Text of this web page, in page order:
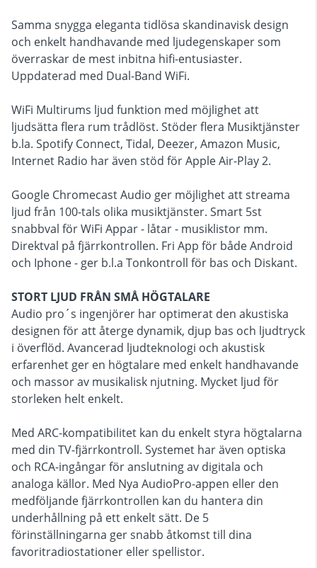
Samma snygga eleganta tidlösa skandinavisk design
och enkelt handhavande med ljudegenskaper som
överraskar de mest inbitna hifi-entusiaster.
Uppdaterad med Dual-Band WiFi.
WiFi Multirums ljud funktion med möjlighet att
ljudsätta flera rum trådlöst. Stöder flera Musiktjänster
b.la. Spotify Connect, Tidal, Deezer, Amazon Music,
Internet Radio har även stöd för Apple Air-Play 2.
Google Chromecast Audio ger möjlighet att streama
ljud från 100-tals olika musiktjänster. Smart 5st
snabbval för WiFi Appar - låtar - musiklistor mm.
Direktval på fjärrkontrollen. Fri App för både Android
och Iphone - ger b.l.a Tonkontroll för bas och Diskant.
STORT LJUD FRÅN SMÅ HÖGTALARE
Audio pro´s ingenjörer har optimerat den akustiska
designen för att återge dynamik, djup bas och ljudtryck
i överflöd. Avancerad ljudteknologi och akustisk
erfarenhet ger en högtalare med enkelt handhavande
och massor av musikalisk njutning. Mycket ljud för
storleken helt enkelt.
Med ARC-kompatibilitet kan du enkelt styra högtalarna
med din TV-fjärrkontroll. Systemet har även optiska
och RCA-ingångar för anslutning av digitala och
analoga källor. Med Nya AudioPro-appen eller den
medföljande fjärrkontrollen kan du hantera din
underhållning på ett enkelt sätt. De 5
förinställningarna ger snabb åtkomst till dina
favoritradiostationer eller spellistor.